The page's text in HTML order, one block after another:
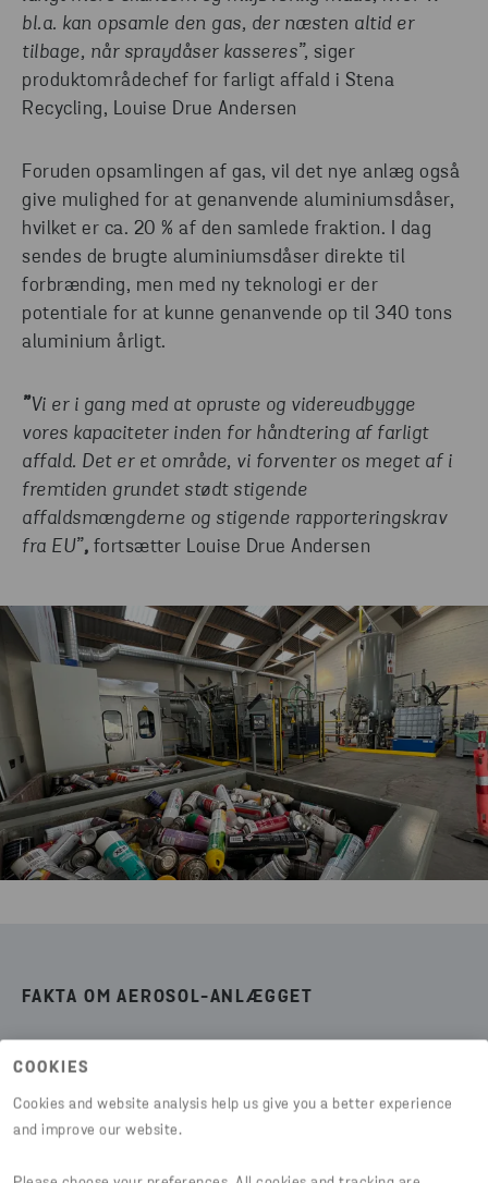
COOKIES
Cookies and website analysis help us give you a better experience
and improve our website.
bl.a. kan opsamle den gas, der næsten altid er
tilbage, når spraydåser kasseres”, siger
produktområdechef for farligt affald i Stena
Recycling, Louise Drue Andersen
Foruden opsamlingen af gas, vil det nye anlæg også
give mulighed for at genanvende aluminiumsdåser,
hvilket er ca. 20 % af den samlede fraktion. I dag
sendes de brugte aluminiumsdåser direkte til
forbrænding, men med ny teknologi er der
potentiale for at kunne genanvende op til 340 tons
aluminium årligt.
”Vi er i gang med at opruste og videreudbygge
vores kapaciteter inden for håndtering af farligt
affald. Det er et område, vi forventer os meget af i
fremtiden grundet stødt stigende
affaldsmængderne og stigende rapporteringskrav
fra EU”, fortsætter Louise Drue Andersen
FAKTA OM AEROSOL-ANLÆGGET
På anlægget tages plast ud og genanvendes
Jern og metal bliver indsamlet og genanvendt til
hhv. færdig-jern og som ny aluminium.